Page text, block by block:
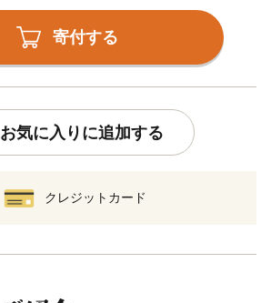
寄付する
お気に入りに追加する
クレジットカード